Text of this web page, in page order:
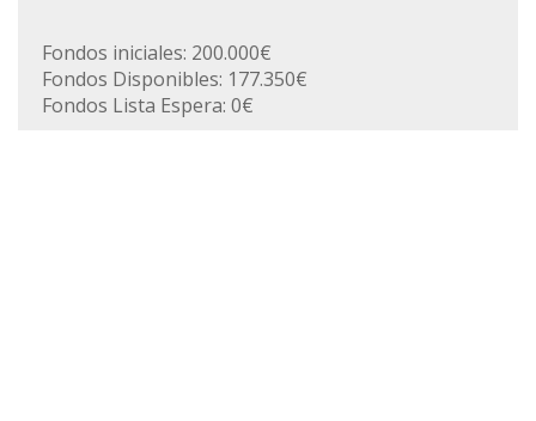
Fondos iniciales: 200.000€
Fondos Disponibles: 177.350€
Fondos Lista Espera: 0€